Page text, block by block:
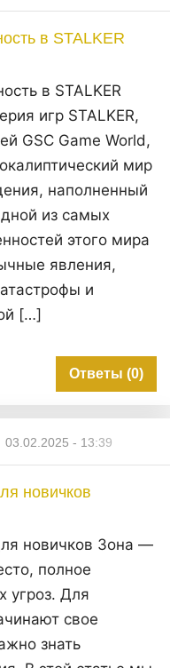
в STALKER
в STALKER
игр STALKER,
GSC Game World,
мир
наполненный
из самых
этого мира
явления,
и
[…]
Ответы (0)
03.02.2025 - 13:39
новичков
новичков Зона —
полное
угроз. Для
свое
знать